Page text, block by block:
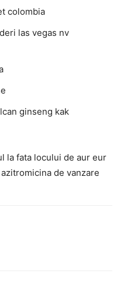
colombia
las vegas nv
ginseng kak
la fata locului de aur eur
de vanzare